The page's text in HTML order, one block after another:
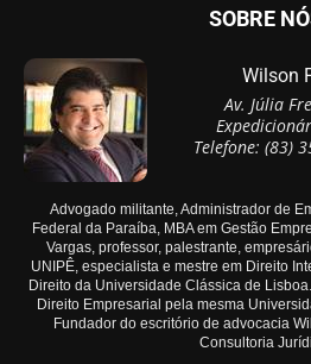
SOBRE
Wilson
Av. Júlia
Telefone: (83)
Advogado militante, Administrador de
Federal da Paraíba, MBA em Gestão
Vargas, professor, palestrante,
UNIPÊ, especialista e mestre em Direito
Direito da Universidade Clássica de
Direito Empresarial pela mesma
Fundador do escritório de advocacia
Consultoria